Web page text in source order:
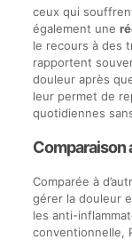
ceux qui
également une
le recours à des
rapportent
douleur après
leur permet de
quotidiennes
Comparaison
Comparée à
gérer la douleur
les anti-
conventionnelle,